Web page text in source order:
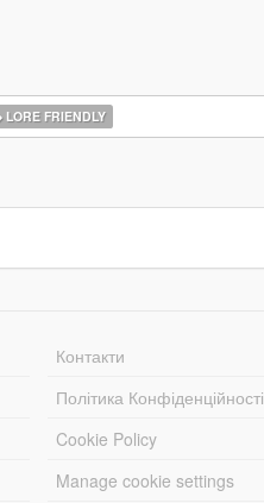
LORE FRIENDLY
Контакти
Політика Конфіденційності
Cookie Policy
Manage cookie settings